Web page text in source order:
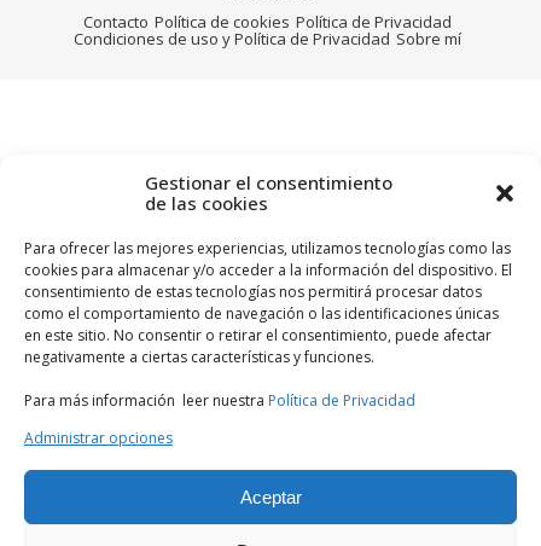
Gestionar el consentimiento
de las cookies
Para ofrecer las mejores experiencias, utilizamos tecnologías como las
cookies para almacenar y/o acceder a la información del dispositivo. El
consentimiento de estas tecnologías nos permitirá procesar datos
como el comportamiento de navegación o las identificaciones únicas
en este sitio. No consentir o retirar el consentimiento, puede afectar
negativamente a ciertas características y funciones.
Para más información leer nuestra Política de Privacidad
Administrar opciones
Aceptar
Contacto Política de cookies Política de Privacidad
Condiciones de uso y Política de Privacidad Sobre mí